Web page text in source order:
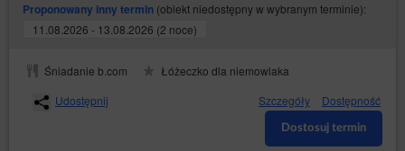
Proponowany inny termin (obiekt niedostępny w wybranym terminie):
11.08.2026 - 13.08.2026 (2 noce)
Śniadanie b.com
Łóżeczko dla niemowlaka
Udostępnij
Szczegóły Dostępność
Dostosuj termin